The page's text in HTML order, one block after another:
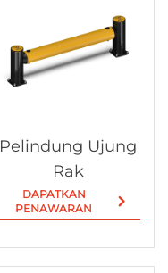
Pelindung Ujung
Rak
DAPATKAN
PENAWARAN